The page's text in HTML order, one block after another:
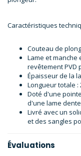
Caractéristiques
Couteau de
Lame et manche
revêtement PVD
Épaisseur de la
Longueur totale :
Doté d'une
d'une lame
Livré avec un
et des sangles
Évaluations